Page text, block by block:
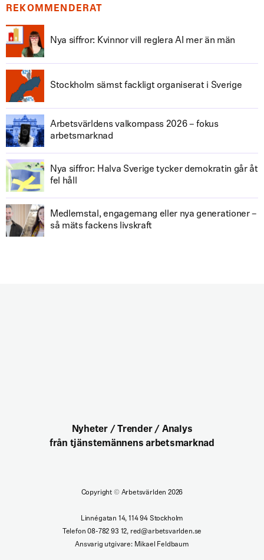
REKOMMENDERAT
Nya siffror: Kvinnor vill reglera AI mer än män
Stockholm sämst fackligt organiserat i Sverige
Arbetsvärldens valkompass 2026 – fokus
arbetsmarknad
Nya siffror: Halva Sverige tycker demokratin går åt
fel håll
Medlemstal, engagemang eller nya generationer –
så mäts fackens livskraft
Nyheter / Trender / Analys
från tjänstemännens arbetsmarknad
Copyright ©Arbetsvärlden 2026
Linnégatan 14, 114 94 Stockholm
Telefon 08-782 93 12, red@arbetsvarlden.se
Ansvarig utgivare: Mikael Feldbaum